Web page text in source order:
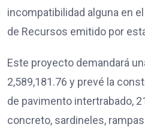
incompatibilidad alguna en
de Recursos emitido por
Este proyecto demandará
2,589,181.76 y prevé la
de pavimento intertrabado,
concreto, sardineles,